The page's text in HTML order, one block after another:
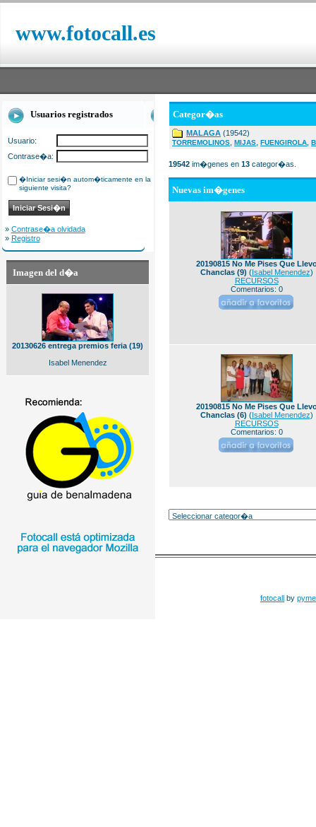
www.fotocall.es
Usuarios registrados
Usuario:
Contrase�a:
�Iniciar sesi�n autom�ticamente en la
siguiente visita?
» Contrase�a olvidada
» Registro
Imagen del d�a
20130626 entrega premios feria (19)
Isabel Menendez
Categor�as
MALAGA (19542)
TORREMOLINOS MIJAS FUENGIROLA
19542 im�genes en 13 categor�as.
Nuevas im�genes
20190815 No Me Pises Que
Chanclas (9) (Isabel Menendez)
RECURSOS
Comentarios: 0
20190815 No Me Pises Que
Chanclas (6) (Isabel Menendez)
RECURSOS
Comentarios: 0
fotocall by